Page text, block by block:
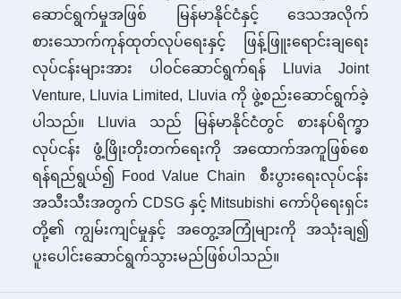
ဆောင်ရွက်မှုအဖြစ် မြန်မာနိုင်ငံနှင့် ဒေသအလိုက်
စားသောက်ကုန်ထုတ်လုပ်ရေးနှင့် ဖြန့်ဖြူးရောင်းချရေး
လုပ်ငန်းများအား ပါဝင်ဆောင်ရွက်ရန် Lluvia Joint
Venture, Lluvia Limited, Lluvia ကို ဖွဲ့စည်းဆောင်ရွက်ခဲ့
ပါသည်။ Lluvia သည် မြန်မာနိုင်ငံတွင် စားနပ်ရိက္ခာ
လုပ်ငန်း ဖွံ့ဖြိုးတိုးတက်ရေးကို အထောက်အကူဖြစ်စေ
ရန်ရည်ရွယ်၍ Food Value Chain စီးပွားရေးလုပ်ငန်း
အသီးသီးအတွက် CDSG နှင့် Mitsubishi ကော်ပိုရေးရှင်း
တို့၏ ကျွမ်းကျင်မှုနှင့် အတွေ့အကြုံများကို အသုံးချ၍
ပူးပေါင်းဆောင်ရွက်သွားမည်ဖြစ်ပါသည်။